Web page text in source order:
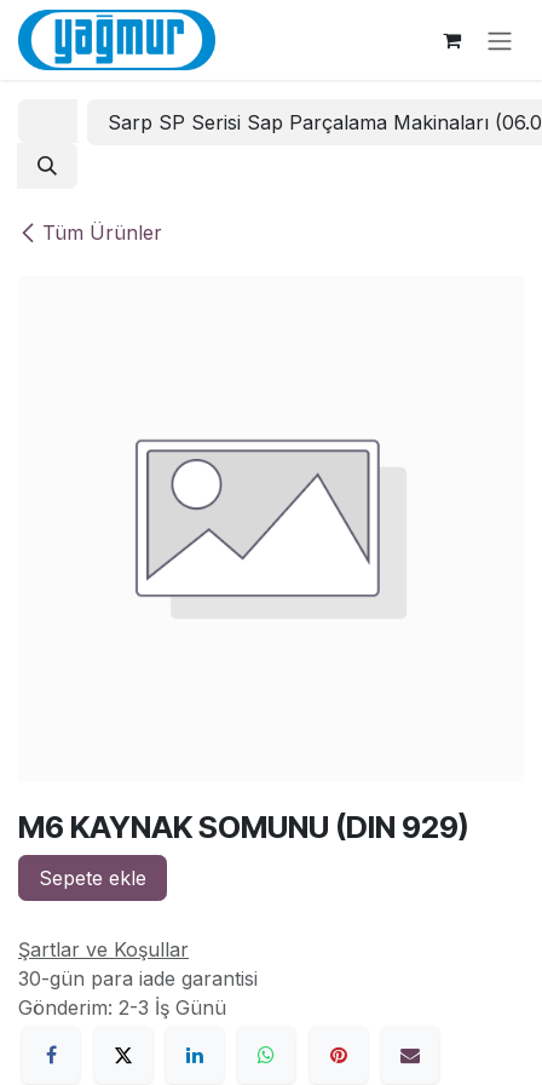
İçereği Atla
Tüm Ürünler
Sarp SP Serisi Sap Parçalama Makinaları
M6 KAYNAK SOMUNU (DIN 929)
Sepete ekle
Şartlar ve Koşullar
30-gün para iade garantisi
Gönderim: 2-3 İş Günü